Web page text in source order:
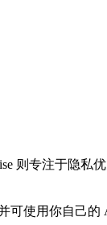
则专注于隐
可使用你自己的